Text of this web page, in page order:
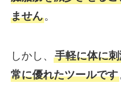
ません。
しかし、 手軽に体に
常に優れたツールです